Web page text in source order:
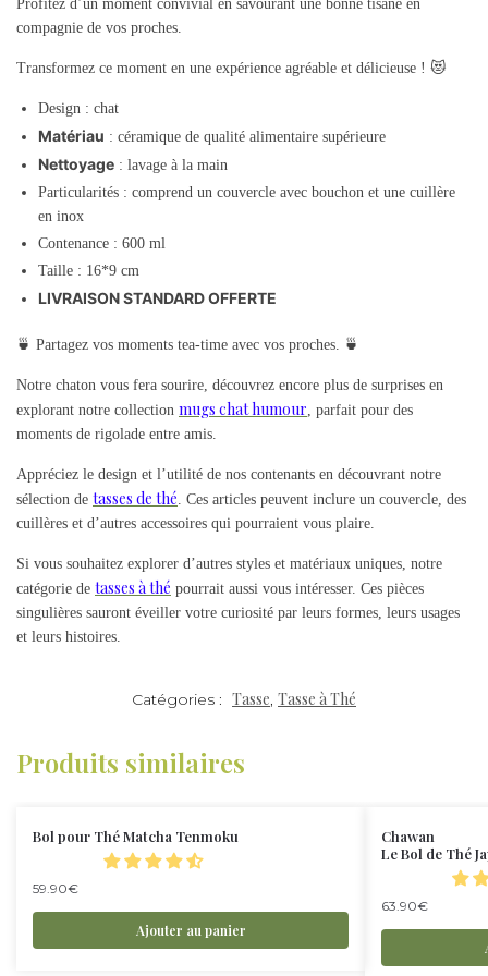
Profitez d’un moment convivial en savourant une bonne tisane en
compagnie de vos proches.
Transformez ce moment en une expérience agréable et délicieuse ! 😻
Design : chat
Matériau : céramique de qualité alimentaire supérieure
Nettoyage : lavage à la main
Particularités : comprend un couvercle avec bouchon et une cuillère
en inox
Contenance : 600 ml
Taille : 16*9 cm
LIVRAISON STANDARD OFFERTE
🍵 Partagez vos moments tea-time avec vos proches. 🍵
Notre chaton vous fera sourire, découvrez encore plus de surprises en
explorant notre collection mugs chat humour , parfait pour des
moments de rigolade entre amis.
Appréciez le design et l’utilité de nos contenants en découvrant notre
sélection de tasses de thé . Ces articles peuvent inclure un couvercle, des
cuillères et d’autres accessoires qui pourraient vous plaire.
Si vous souhaitez explorer d’autres styles et matériaux uniques, notre
catégorie de tasses à thé pourrait aussi vous intéresser. Ces pièces
singulières sauront éveiller votre curiosité par leurs formes, leurs usages
et leurs histoires.
Catégories : Tasse, Tasse à Thé
Produits similaires
Bol pour Thé Matcha Tenmoku
59.90€
Ajouter au panier
Chawan
Le Bol de Thé
63.90€